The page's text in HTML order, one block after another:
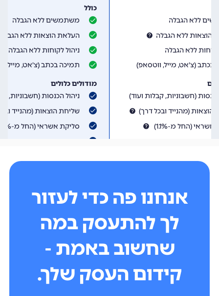
אנחנו פה כדי לעזור
לך להתעסק במה
שחשוב באמת -
קידום העסק שלך.